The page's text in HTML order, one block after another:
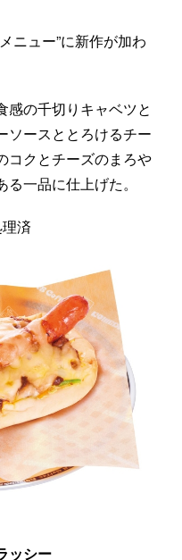
ニュー”に新作が加わ
感の千切りキャベツと
ソースととろけるチー
コクとチーズのまろや
一品に仕上げた。
済
ッシー